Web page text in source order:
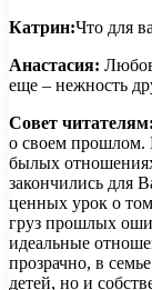
Катрин:Что для
Анастасия:
еще – нежность
Совет читателям:
о своем прошлом.
былых
закончились для
ценных урок о
груз прошлых
идеальные
прозрачно, в
детей, но и